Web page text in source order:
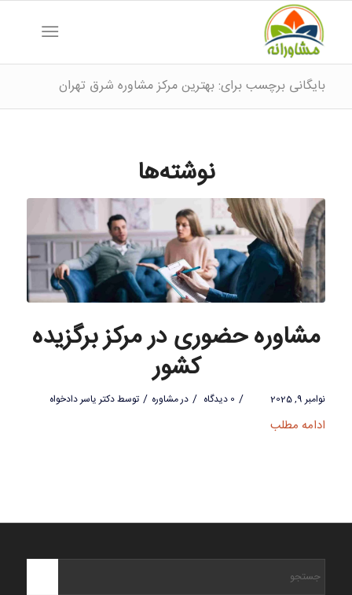
بایگانی برچسب برای: بهترین مرکز مشاوره شرق تهران
نوشته‌ها
مشاوره حضوری در مرکز برگزیده
کشور
نوامبر 9, 2025 / 0 دیدگاه / درمشاوره / توسطدکتر یاسر دادخواه
ادامه مطلب